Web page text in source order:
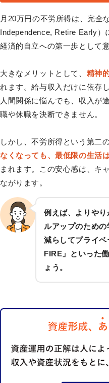
月20万円の不労所得は、完全
Independence, Retire Early）
経済的自立への第一歩として
大きなメリットとして、 精神
れます。給与収入だけに依存
人間関係に悩んでも、収入が
職や休職を決断できません。
しかし、不労所得という第二
なくなっても、最低限の生活
まれます。この安心感は、キ
ながります。
例えば、よりや
ルアップのため
減らしてプライ
FIRE」といった
ょう。